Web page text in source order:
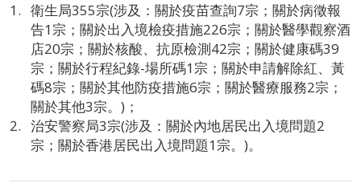
衛生局355宗(涉及：關於疫苗查詢7宗；關於病徵報
告1宗；關於出入境檢疫措施226宗；關於醫學觀察酒
店20宗；關於核酸、抗原檢測42宗；關於健康碼39
宗；關於行程紀錄-場所碼1宗；關於申請解除紅、黃
碼8宗；關於其他防疫措施6宗；關於醫療服務2宗；
關於其他3宗。)；
治安警察局3宗(涉及：關於內地居民出入境問題2
宗；關於香港居民出入境問題1宗。)。